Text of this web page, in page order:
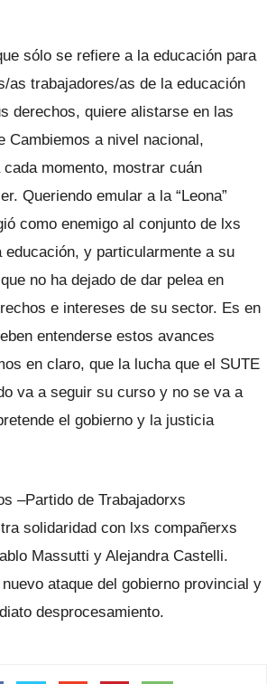
sólo se refiere a la educación para
as trabajadores/as de la educación
derechos, quiere alistarse en las
Cambiemos a nivel nacional,
momento, mostrar cuán
Queriendo emular a la “Leona”
como enemigo al conjunto de lxs
educación, y particularmente a su
no ha dejado de dar pelea en
e intereses de su sector. Es en
entenderse estos avances
en claro, que la lucha que el SUTE
va a seguir su curso y no se va a
el gobierno y la justicia
–Partido de Trabajadorxs
solidaridad con lxs compañerxs
Massutti y Alejandra Castelli.
ataque del gobierno provincial y
desprocesamiento.